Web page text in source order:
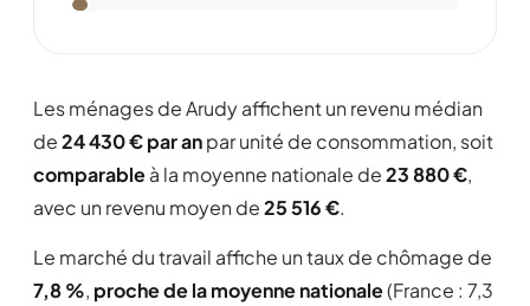
Les ménages de Arudy affichent un revenu médian
de24 430 € par anpar unité de consommation, soit
comparableà la moyenne nationale de23 880 €,
avec un revenu moyen de25 516 €.
Le marché du travail affiche un taux de chômage de
7,8 %, proche de la moyenne nationale(France : 7,3